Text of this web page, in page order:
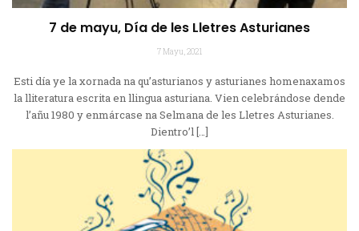
7 de mayu, Día de les Lletres Asturianes
7 Mayu, 2021
Esti día ye la xornada na qu’asturianos y asturianes homenaxamos
la lliteratura escrita en llingua asturiana. Vien celebrándose dende
l’añu 1980 y enmárcase na Selmana de les Lletres Asturianes.
Dientro’l […]